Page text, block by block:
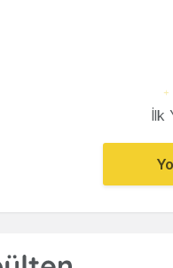
İlk